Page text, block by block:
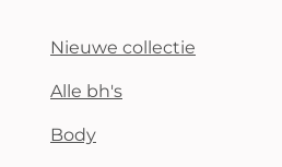
Nieuwe collectie
Alle bh's
Body